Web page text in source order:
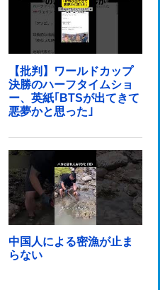
【批判】ワールドカップ
決勝のハーフタイムショ
ー、英紙｢BTSが出てきて
悪夢かと思った｣
中国人による密漁が止ま
らない